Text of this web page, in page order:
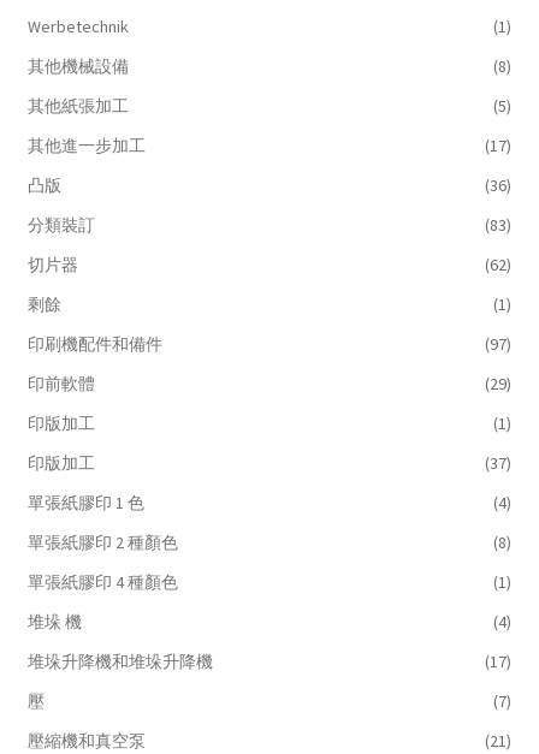
Werbetechnik
(1)
其他機械設備
(8)
其他紙張加工
(5)
其他進一步加工
(17)
凸版
(36)
分類裝訂
(83)
切片器
(62)
剩餘
(1)
印刷機配件和備件
(97)
印前軟體
(29)
印版加工
(1)
印版加工
(37)
單張紙膠印 1 色
(4)
單張紙膠印 2 種顏色
(8)
單張紙膠印 4 種顏色
(1)
堆垛 機
(4)
堆垛升降機和堆垛升降機
(17)
壓
(7)
壓縮機和真空泵
(21)